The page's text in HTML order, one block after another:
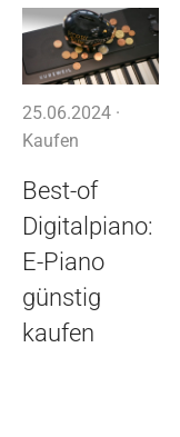
25.06.2024 ·
Kaufen
Best-of
Digitalpiano:
E-Piano
günstig
kaufen